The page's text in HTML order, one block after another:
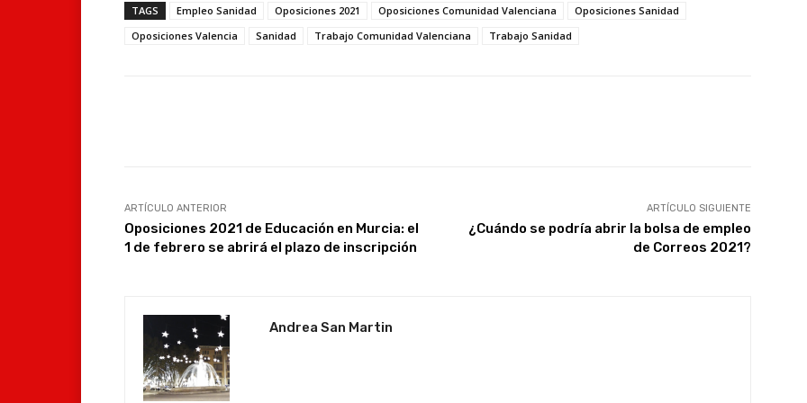
TAGS Empleo Sanidad Oposiciones 2021 Oposiciones Comunidad Valenciana
Oposiciones Sanidad
Oposiciones Valencia
Sanidad Trabajo Comunidad Valenciana Trabajo Sanidad
ARTÍCULO ANTERIOR
Oposiciones 2021 de Educación en Murcia: el
1 de febrero se abrirá el plazo de inscripción
ARTÍCULO SIGUIENTE
¿Cuándo se podría abrir la bolsa de empleo
de Correos 2021?
Andrea San Martin